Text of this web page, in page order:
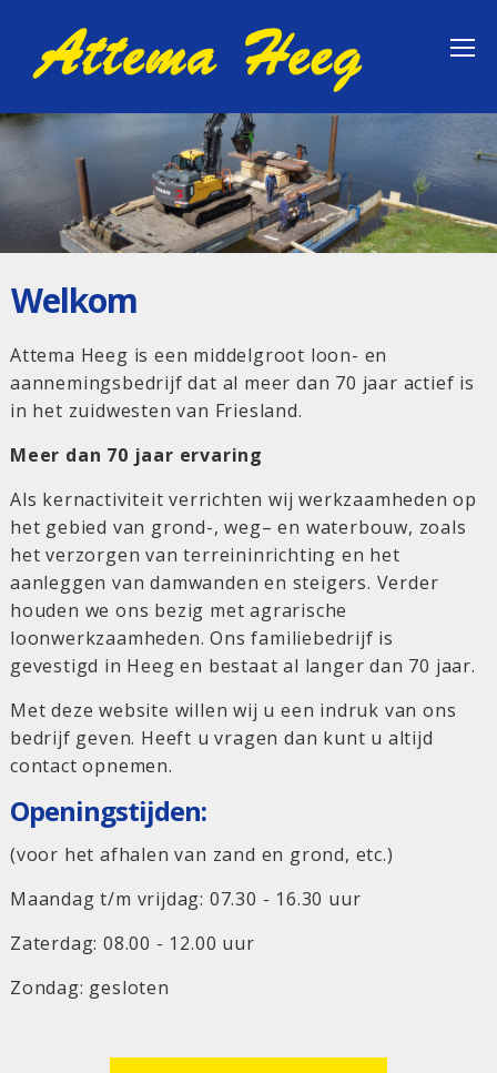
Welkom
Attema Heeg is een middelgroot loon- en
aannemingsbedrijf dat al meer dan 70 jaar actief is
in het zuidwesten van Friesland.
Meer dan 70 jaar ervaring
Als kernactiviteit verrichten wij werkzaamheden op
het gebied van grond-, weg– en waterbouw, zoals
het verzorgen van terreininrichting en het
aanleggen van damwanden en steigers. Verder
houden we ons bezig met agrarische
loonwerkzaamheden. Ons familiebedrijf is
gevestigd in Heeg en bestaat al langer dan 70 jaar.
Met deze website willen wij u een indruk van ons
bedrijf geven. Heeft u vragen dan kunt u altijd
contact opnemen.
Openingstijden:
(voor het afhalen van zand en grond, etc.)
Maandag t/m vrijdag: 07.30 - 16.30 uur
Zaterdag: 08.00 - 12.00 uur
Zondag: gesloten